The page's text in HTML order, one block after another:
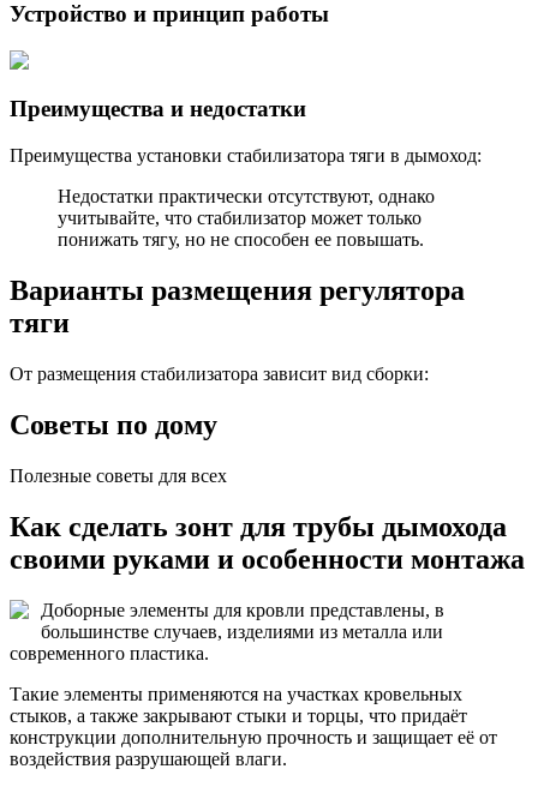
Устройство и принцип работы
Преимущества и недостатки
Преимущества установки стабилизатора тяги в дымоход:
Недостатки практически отсутствуют, однако
учитывайте, что стабилизатор может только
понижать тягу, но не способен ее повышать.
Варианты размещения регулятора
тяги
От размещения стабилизатора зависит вид сборки:
Советы по дому
Полезные советы для всех
Как сделать зонт для трубы дымохода
своими руками и особенности монтажа
Доборные элементы для кровли представлены, в
большинстве случаев, изделиями из металла или
современного пластика.
Такие элементы применяются на участках кровельных
стыков, а также закрывают стыки и торцы, что придаёт
конструкции дополнительную прочность и защищает её от
воздействия разрушающей влаги.